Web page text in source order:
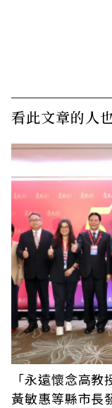
看此文章的人
「永遠懷念高
黃敏惠等縣市長